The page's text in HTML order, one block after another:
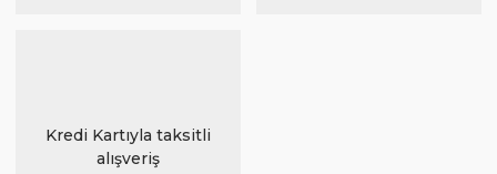
Kredi Kartıyla taksitli
alışveriş